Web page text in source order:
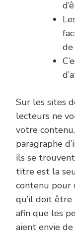
Sur les sites
lecteurs ne
votre
paragraphe
ils se
titre est la
contenu pour
qu’il doit être
afin que les
aient envie